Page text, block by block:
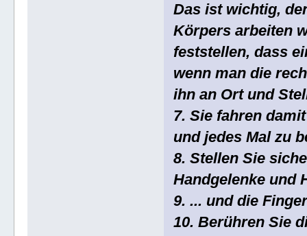
Das ist wichtig,
Körpers arbeiten
feststellen, dass
wenn man die
ihn an Ort und
7. Sie fahren
und jedes Mal zu
8. Stellen Sie
Handgelenke und
9. ... und die
10. Berühren Sie